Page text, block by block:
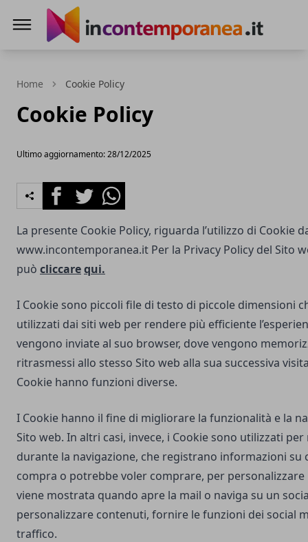
Home Cookie Policy
Cookie Policy
Ultimo aggiornamento: 28/12/2025
FacebookTwitterWhatsapp
La presente Cookie Policy, riguarda l’utilizzo di Cookie
www.incontemporanea.it Per la Privacy Policy del Sito
può cliccarequi.
I Cookie sono piccoli file di testo di piccole dimensioni
utilizzati dai siti web per rendere più efficiente
vengono inviate al suo browser, dove vengono
ritrasmessi allo stesso Sito web alla sua successiva
Cookie hanno funzioni diverse.
I Cookie hanno il fine di migliorare la funzionalità e la
Sito web. In altri casi, invece, i Cookie sono utilizzati
durante la navigazione, che registrano informazioni su
compra o potrebbe voler comprare, per
viene mostrata quando apre la mail o naviga su un
personalizzare contenuti, fornire le funzioni dei social
traffico.